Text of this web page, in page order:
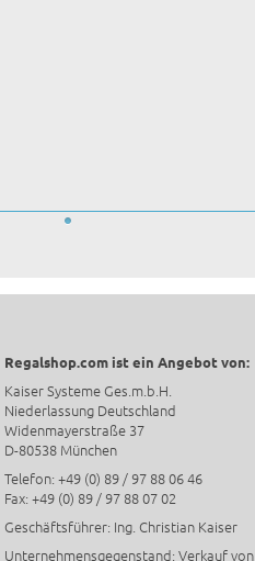
Regalshop.com ist ein Angebot von:
Kaiser Systeme Ges.m.b.H.
Niederlassung Deutschland
Widenmayerstraße 37
D-80538 München
Telefon: +49 (0) 89 / 97 88 06 46
Fax: +49 (0) 89 / 97 88 07 02
Geschäftsführer: Ing. Christian Kaiser
Unternehmensgegenstand: Verkauf von